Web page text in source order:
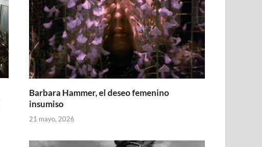
Barbara Hammer, el deseo femenino
insumiso
21 mayo, 2026